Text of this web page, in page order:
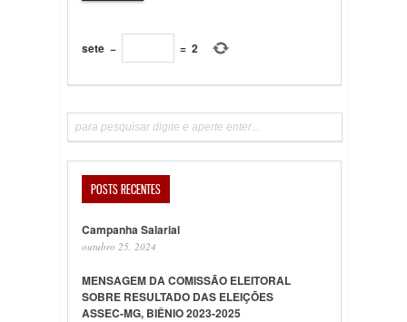
sete − = 2
POSTS RECENTES
Campanha Salarial
outubro 25, 2024
MENSAGEM DA COMISSÃO ELEITORAL
SOBRE RESULTADO DAS ELEIÇÕES
ASSEC-MG, BIÊNIO 2023-2025